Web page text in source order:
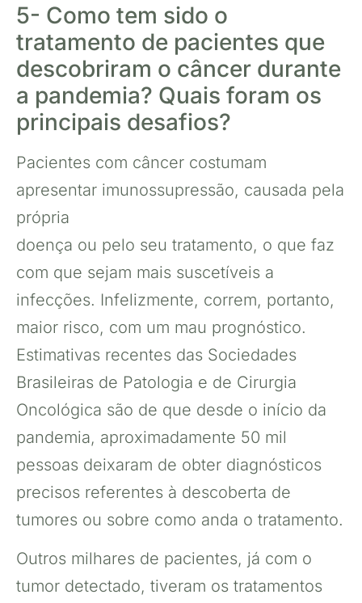
5- Como tem sido o
tratamento de pacientes que
descobriram o câncer durante
a pandemia? Quais foram os
principais desafios?
Pacientes com câncer costumam
apresentar imunossupressão, causada pela
própria
doença ou pelo seu tratamento, o que faz
com que sejam mais suscetíveis a
infecções. Infelizmente, correm, portanto,
maior risco, com um mau prognóstico.
Estimativas recentes das Sociedades
Brasileiras de Patologia e de Cirurgia
Oncológica são de que desde o início da
pandemia, aproximadamente 50 mil
pessoas deixaram de obter diagnósticos
precisos referentes à descoberta de
tumores ou sobre como anda o tratamento.
Outros milhares de pacientes, já com o
tumor detectado, tiveram os tratamentos